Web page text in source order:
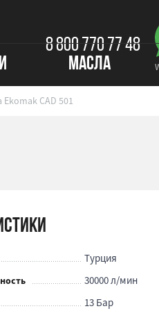
8 800 770 77 48
МАСЛА
CAD 501
Турция
30000 л/мин
13 Бар